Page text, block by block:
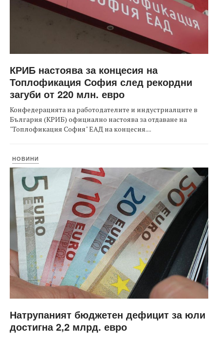
КРИБ настоява за концесия на
Топлофикация София след рекордни
загуби от 220 млн. евро
Конфедерацията на работодателите и индустриалците в
България (КРИБ) официално настоява за отдаване на
"Топлофикация София" ЕАД на концесия....
НОВИНИ
Натрупаният бюджетен дефицит за юли
достигна 2,2 млрд. евро